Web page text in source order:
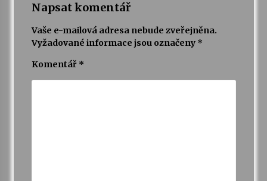
Napsat komentář
Vaše e-mailová adresa nebude zveřejněna.
Vyžadované informace jsou označeny *
Komentář *